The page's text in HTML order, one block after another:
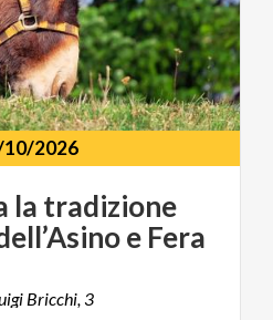
2026
la tradizione
e Fera
Bricchi,3